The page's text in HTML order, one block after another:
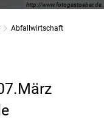
http://www.fotogestoeber.de
Abfallwirtschaft